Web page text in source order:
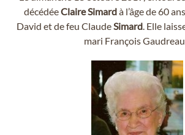
décédéeClaireSimardà l’âge de 60
David et de feu ClaudeSimard. Elle
mari François